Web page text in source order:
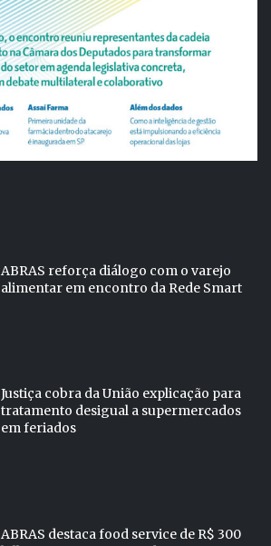
ABRAS reforça diálogo com o varejo
alimentar em encontro da Rede Smart
Justiça cobra da União explicação para
tratamento desigual a supermercados
em feriados
ABRAS destaca food service de R$ 300